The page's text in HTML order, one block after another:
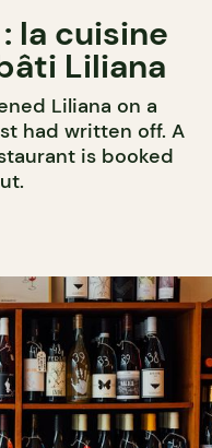
la cuisine
Liliana
Liliana on a
had written off. A
is booked